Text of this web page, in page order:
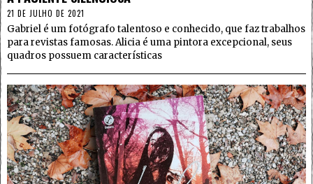
21 DE JULHO DE 2021
Gabriel é um fotógrafo talentoso e conhecido, que faz trabalhos
para revistas famosas. Alicia é uma pintora excepcional, seus
quadros possuem características